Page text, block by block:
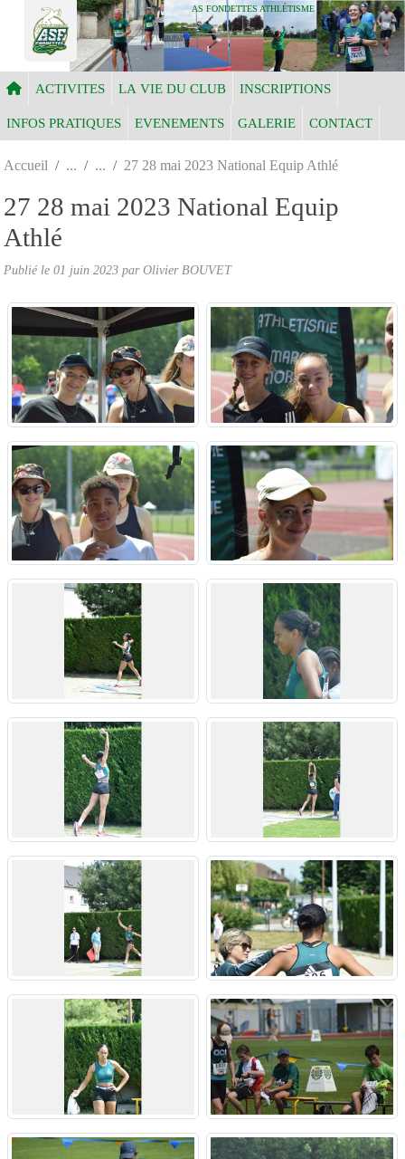
AS FONDETTES ATHLÉTISME
ACTIVITES LA VIE DU CLUB INSCRIPTIONS
INFOS PRATIQUES EVENEMENTS GALERIE CONTACT
Accueil 27 28 mai 2023 National Equip Athlé
27 28 mai 2023 National Equip
Athlé
Publié le 01 juin 2023 par Olivier BOUVET
Panneau de gestion des cookies